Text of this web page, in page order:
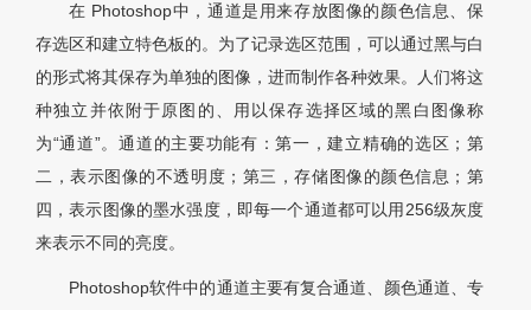
在 Photoshop中，通道是用来存放图像的颜色信息、保
存选区和建立特色板的。为了记录选区范围，可以通过黑与白
的形式将其保存为单独的图像，进而制作各种效果。人们将这
种独立并依附于原图的、用以保存选择区域的黑白图像称
为“通道”。通道的主要功能有：第一，建立精确的选区；第
二，表示图像的不透明度；第三，存储图像的颜色信息；第
四，表示图像的墨水强度，即每一个通道都可以用256级灰度
来表示不同的亮度。
Photoshop软件中的通道主要有复合通道、颜色通道、专